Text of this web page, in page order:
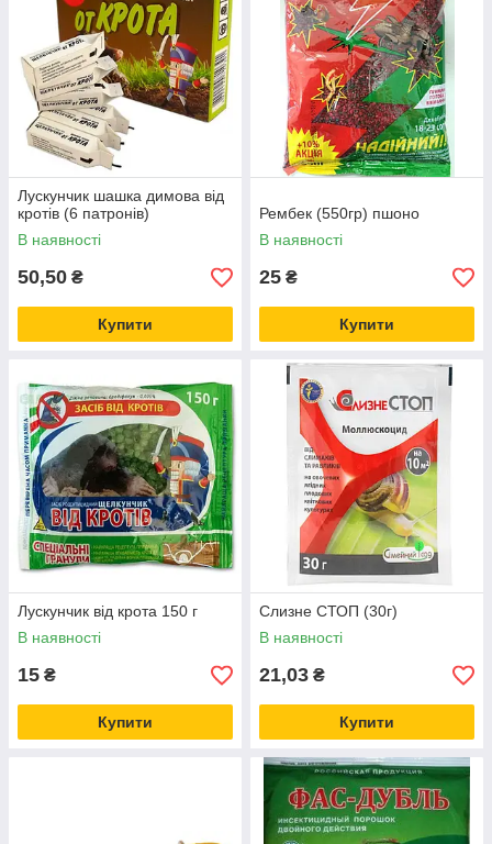
Лускунчик шашка димова від
кротів (6 патронів)
В наявності
50,50 ₴
Купити
Рембек (550гр) пшоно
В наявності
25 ₴
Купити
Лускунчик від крота 150 г
В наявності
15 ₴
Купити
Слизне СТОП (30г)
В наявності
21,03 ₴
Купити